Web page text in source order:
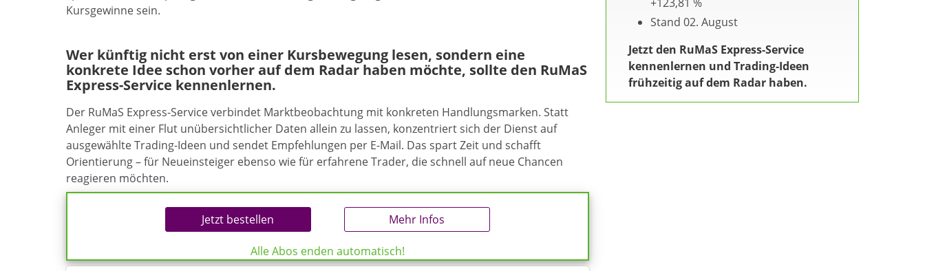
Kursgewinne sein.
Wer künftig nicht erst von einer Kursbewegung lesen, sondern eine
konkrete Idee schon vorher auf dem Radar haben möchte, sollte den RuMaS
Express-Service kennenlernen.
Der RuMaS Express-Service verbindet Marktbeobachtung mit konkreten Handlungsmarken. Statt
Anleger mit einer Flut unübersichtlicher Daten allein zu lassen, konzentriert sich der Dienst auf
ausgewählte Trading-Ideen und sendet Empfehlungen per E-Mail. Das spart Zeit und schafft
Orientierung – für Neueinsteiger ebenso wie für erfahrene Trader, die schnell auf neue Chancen
reagieren möchten.
Jetzt bestellen Mehr Infos
Alle Abos enden automatisch!
Stand 02. August
Jetzt den RuMaS Express-Service
kennenlernen und Trading-Ideen
frühzeitig auf dem Radar haben.